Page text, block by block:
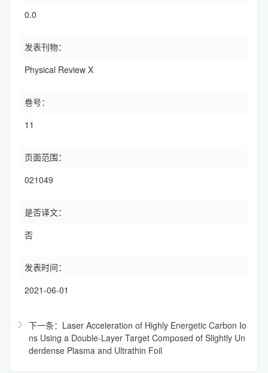
0.0
发表刊物：
Physical Review X
卷号：
11
页面范围：
021049
是否译文：
否
发表时间：
2021-06-01
下一条：Laser Acceleration of Highly Energetic Carbon Io
ns Using a Double-Layer Target Composed of Slightly Un
derdense Plasma and Ultrathin Foil